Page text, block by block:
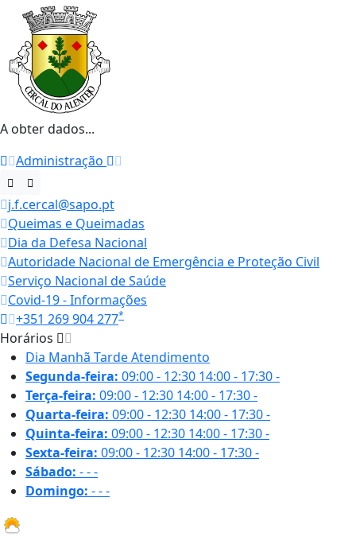
A obter dados...
Administração
j.f.cercal@sapo.pt
Queimas e Queimadas
Dia da Defesa Nacional
Autoridade Nacional de Emergência e Proteção Civil
Serviço Nacional de Saúde
Covid-19 - Informações
+351 269 904 277*
Horários
Dia Manhã TardeAtendimento
Segunda-feira: 09:00 - 12:30 14:00 - 17:30-
Terça-feira: 09:00 - 12:30 14:00 - 17:30-
Quarta-feira: 09:00 - 12:30 14:00 - 17:30-
Quinta-feira: 09:00 - 12:30 14:00 - 17:30-
Sexta-feira: 09:00 - 12:30 14:00 - 17:30-
Sábado: ---
Domingo: ---